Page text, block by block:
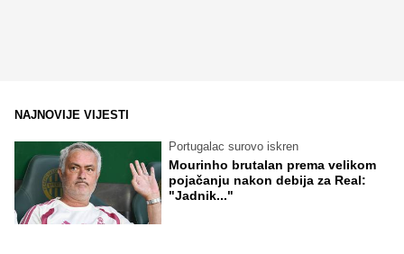
NAJNOVIJE VIJESTI
Portugalac surovo iskren
Mourinho brutalan prema velikom
pojačanju nakon debija za Real:
"Jadnik..."